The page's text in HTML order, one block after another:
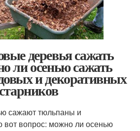
деревья сажать
ли осенью сажать
и декоративных
сажают тюльпаны и
вот вопрос: можно ли осенью